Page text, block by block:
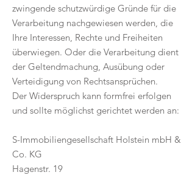
zwingende schutzwürdige Gründe für die
Verarbeitung nachgewiesen werden, die
Ihre Interessen, Rechte und Freiheiten
überwiegen. Oder die Verarbeitung dient
der Geltendmachung, Ausübung oder
Verteidigung von Rechtsansprüchen.
Der Widerspruch kann formfrei erfolgen
und sollte möglichst gerichtet werden an:
S-Immobiliengesellschaft Holstein mbH &
Co. KG
Hagenstr. 19